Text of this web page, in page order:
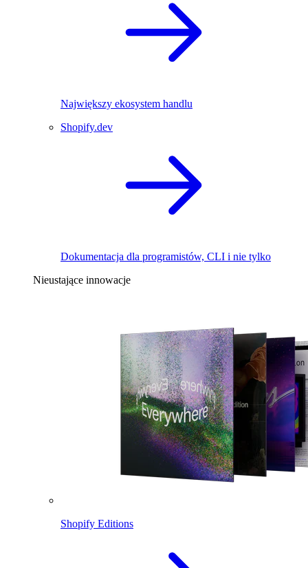
Największy ekosystem handlu
Shopify.dev
Dokumentacja dla programistów, CLI i nie tylko
Nieustające innowacje
Shopify Editions